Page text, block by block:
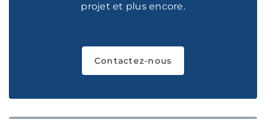
projet et plus encore.
Contactez-nous